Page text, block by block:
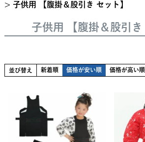
子供用 【腹掛＆股引き セット】
子供用 【腹掛＆股引き
並び替え 新着順 価格が安い順 価格が高い順